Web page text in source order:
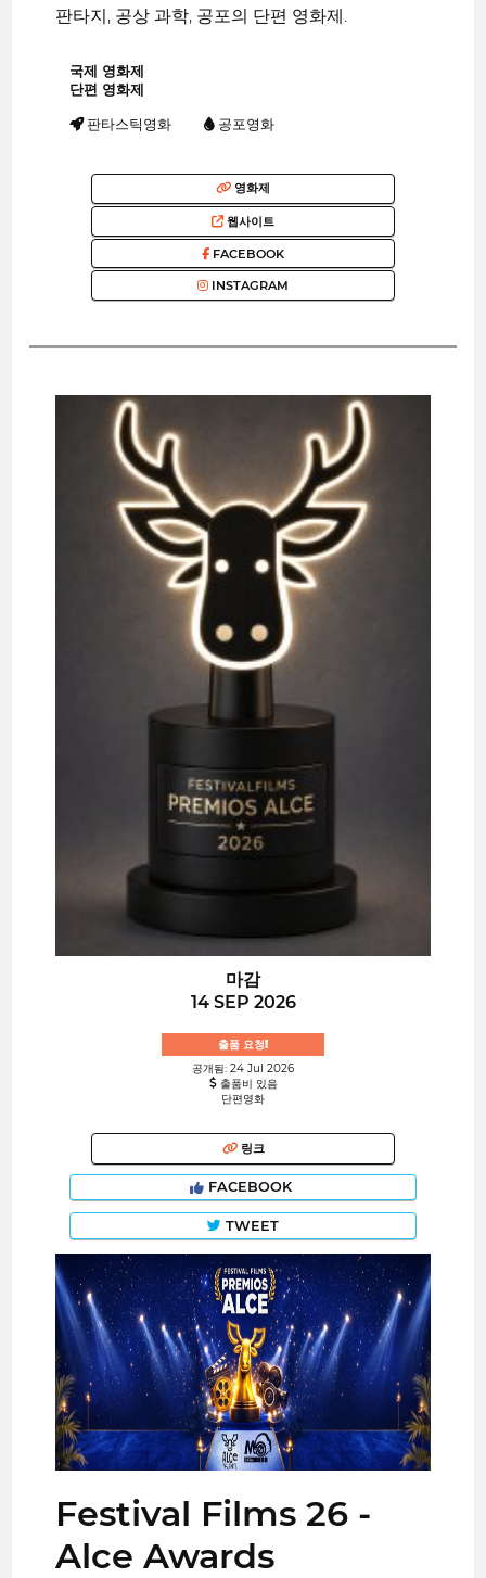
판타지, 공상 과학, 공포의 단편 영화제.
국제 영화제
단편 영화제
판타스틱영화 공포영화
영화제
웹사이트
FACEBOOK
INSTAGRAM
마감
14 SEP 2026
출품 요청!
공개됨: 24 Jul 2026
출품비 있음
단편영화
링크
FACEBOOK
TWEET
Festival Films 26 -
Alce Awards